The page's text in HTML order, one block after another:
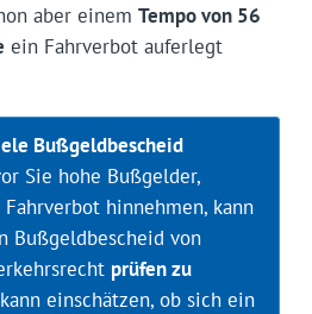
aber einem Tempo von 56
ein Fahrverbot auferlegt
Bußgeldbescheid
Sie hohe Bußgelder,
hinnehmen, kann
Bußgeldbescheid von
prüfen zu
einschätzen, ob sich ein